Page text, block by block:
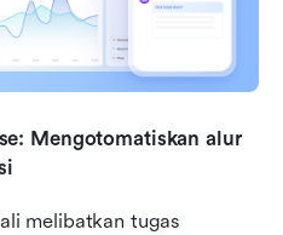
Mengotomatiskan alur
melibatkan tugas